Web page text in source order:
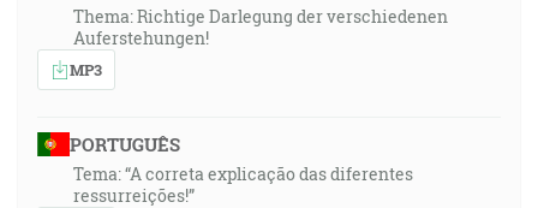
Thema: Richtige Darlegung der verschiedenen
Auferstehungen!
MP3
PORTUGUÊS
Tema: “A correta explicação das diferentes
ressurreições!”